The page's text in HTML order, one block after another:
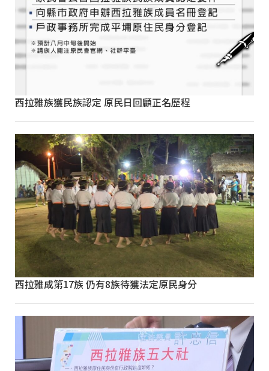
西拉雅族獲民族認定 原民日回顧正名歷程
西拉雅成第17族 仍有8族待獲法定原民身分